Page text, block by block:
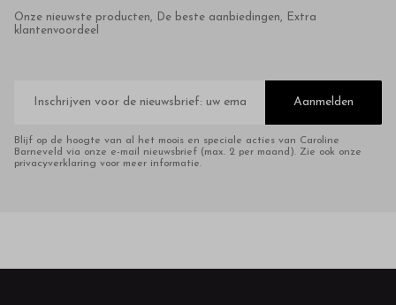
Onze nieuwste producten, De beste aanbiedingen, Extra
klantenvoordeel
mailadres
Aanmelden
Blijf op de hoogte van al het moois en speciale acties van Caroline
Barneveld via onze e-mail nieuwsbrief (max. 2 per maand). Zie ook onze
privacyverklaring voor meer informatie.